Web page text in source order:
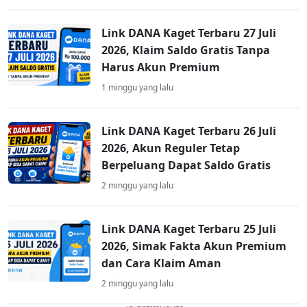
Link DANA Kaget Terbaru 27 Juli
2026, Klaim Saldo Gratis Tanpa
Harus Akun Premium
1 minggu yang lalu
Link DANA Kaget Terbaru 26 Juli
2026, Akun Reguler Tetap
Berpeluang Dapat Saldo Gratis
2 minggu yang lalu
Link DANA Kaget Terbaru 25 Juli
2026, Simak Fakta Akun Premium
dan Cara Klaim Aman
2 minggu yang lalu